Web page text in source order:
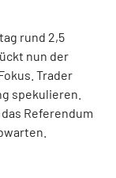
rund 2,5
nun der
Trader
spekulieren.
Referendum